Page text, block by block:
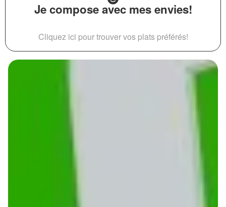
Je compose avec mes envies!
Cliquez ici pour trouver vos plats préférés!